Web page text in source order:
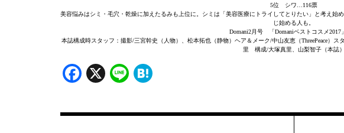
5位 シワ…116票
美容悩みはシミ・毛穴・乾燥に加えたるみも上位に。シミは「美容医療にトライしてとりたい」と考え始
じ始める人も。
Domani2月号 「Domaniベストコスメ2017
本誌構成時スタッフ：撮影/三宮幹史（人物）、松本拓也（静物）ヘア＆メーク/中山友恵（ThreePeace）
里 構成/大塚真里、山梨智子（本誌）
Facebook
X Line